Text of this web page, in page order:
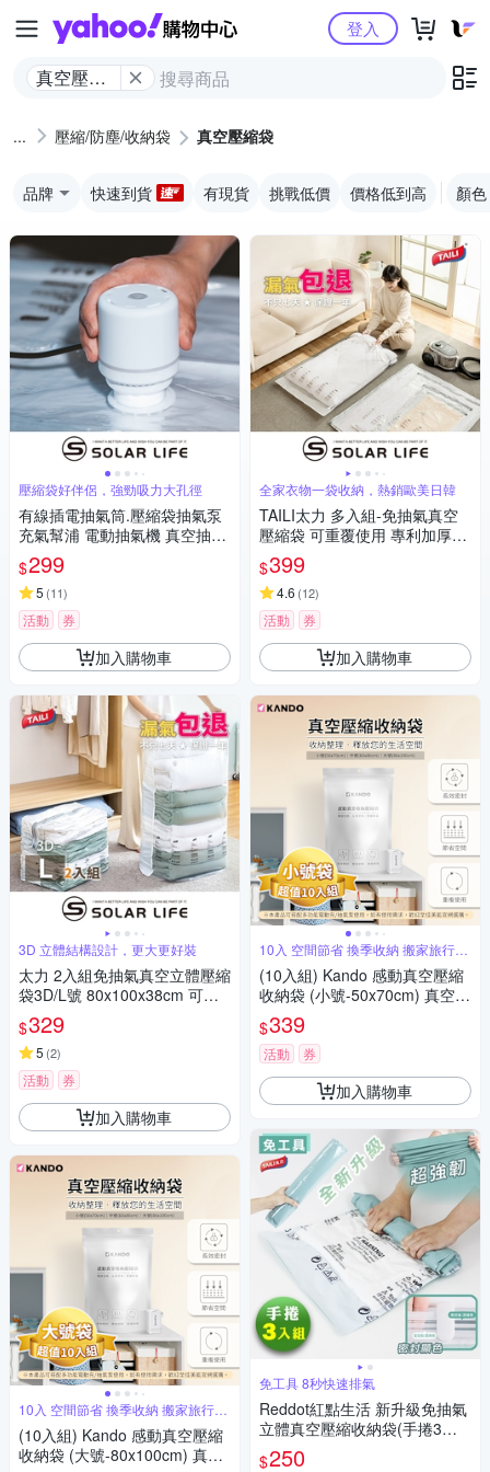
Yahoo購物中心
真空壓縮
登入
壓縮/防塵/收納袋 真空壓縮袋
品牌 快速到貨 有現貨 挑戰低價 價格低到高 顏色
壓縮袋好伴侶，強勁吸力大孔徑
有線插電抽氣筒.壓縮袋抽氣泵
充氣幫浦 電動抽氣機 真空抽氣
機 有線電泵
$299
5 (11)
活動 券
加入購物車
3D 立體結構設計，更大更好裝
太力 2入組免抽氣真空立體壓縮
袋3D/L號 80x100x38cm 可重
覆使用 專利加厚款.衣服收納袋
棉被壓縮袋 手壓真空袋 換季行
李 旅行收納袋
$329
5 (2)
活動 券
加入購物車
10入 空間節省 換季收納 搬家旅行收
(10入組) Kando 感動真空壓縮
收納袋 (大號-80x100cm) 真空
全家衣物一袋收納，熱銷歐美日韓
TAILI太力 多入組-免抽氣真空
壓縮袋 可重覆使用 專利加厚款.
衣服收納袋 棉被壓縮袋 手壓真
空袋 換季行李 旅行收納袋
$399
4.6 (12)
活動 券
加入購物車
10入 空間節省 換季收納 搬家旅行收
(10入組) Kando 感動真空壓縮
收納袋 (小號-50x70cm) 真空收
納袋 壓縮收納袋 長效密封收納
袋 省空間收納神器換季衣物壓
縮收納推薦
$339
活動 券
加入購物車
免工具 8秒快速排氣
Reddot紅點生活 新升級免抽氣
立體真空壓縮收納袋(手捲3入
組)
$250